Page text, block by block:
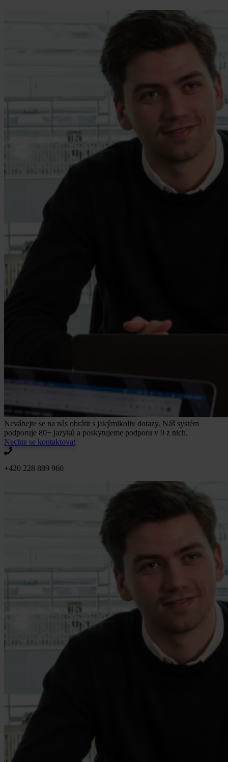
Neváhejte se na nás obrátit s jakýmikoliv dotazy. Náš systém
podporuje 80+ jazyků a poskytujeme podporu v 9 z nich.
Nechte se kontaktovat
+420 228 889 960